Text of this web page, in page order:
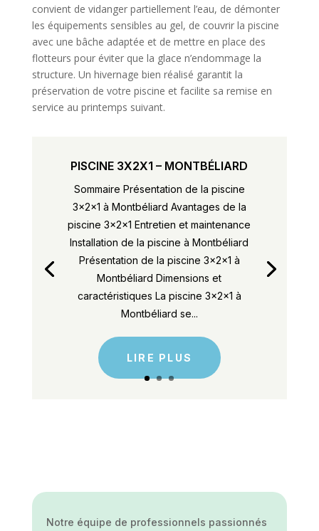
convient de vidanger partiellement l’eau, de démonter
les équipements sensibles au gel, de couvrir la piscine
avec une bâche adaptée et de mettre en place des
flotteurs pour éviter que la glace n’endommage la
structure. Un hivernage bien réalisé garantit la
préservation de votre piscine et facilite sa remise en
service au printemps suivant.
PISCINE 3X2X1 – MONTBÉLIARD
Sommaire Présentation de la piscine
3x2x1 à Montbéliard Avantages de la
piscine 3x2x1 Entretien et maintenance
Installation de la piscine à Montbéliard
Présentation de la piscine 3x2x1 à
Montbéliard Dimensions et
caractéristiques La piscine 3x2x1 à
Montbéliard se...
LIRE PLUS
Notre équipe de professionnels passionnés